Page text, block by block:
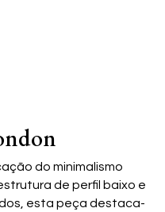
do minimalismo
de perfil baixo e
esta peça destaca-